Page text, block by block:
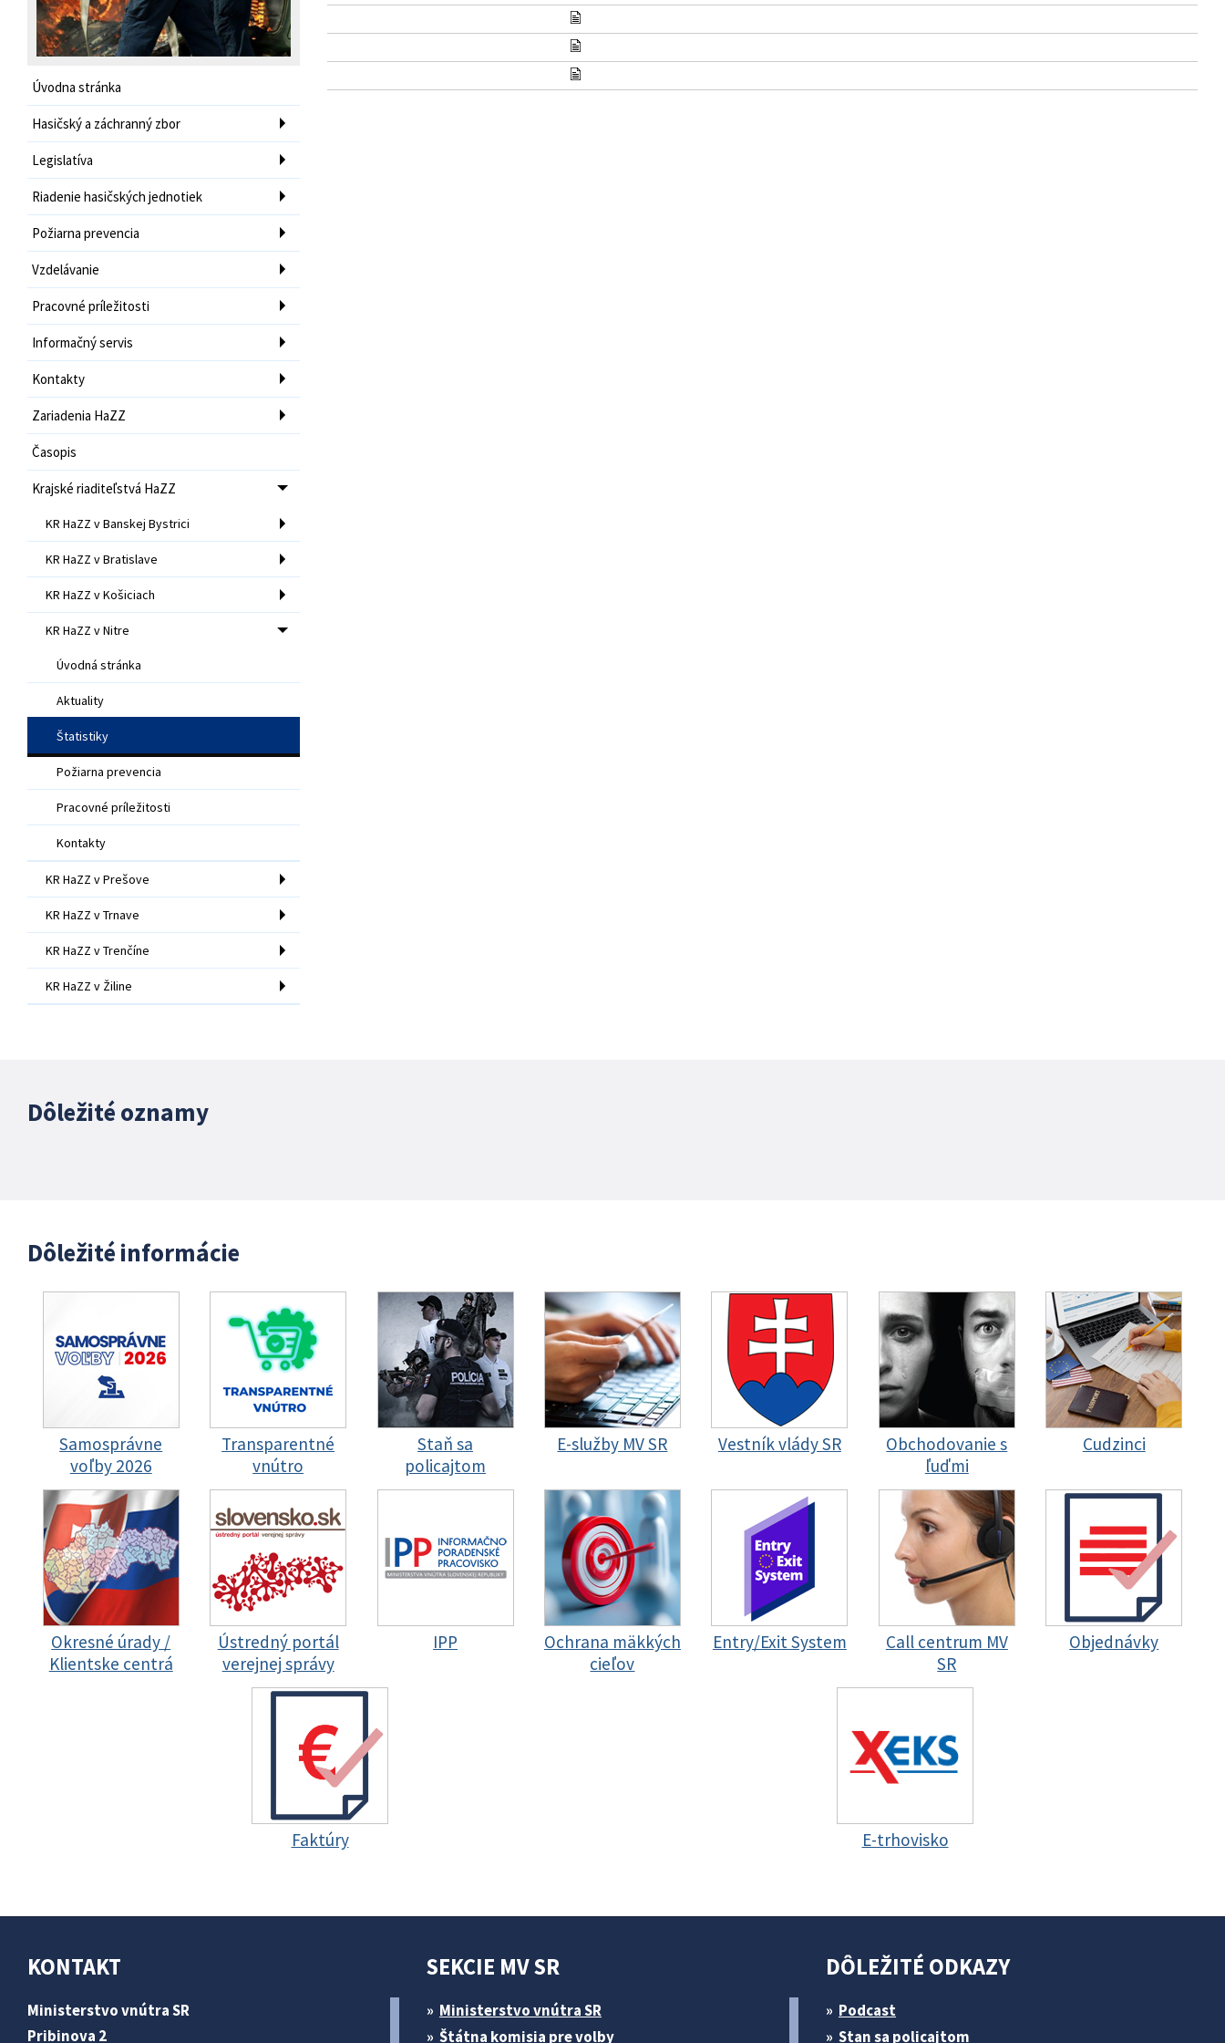
Úvodna stránka
Hasičský a záchranný zbor
Legislatíva
Riadenie hasičských jednotiek
Požiarna prevencia
Vzdelávanie
Pracovné príležitosti
Informačný servis
Kontakty
Zariadenia HaZZ
Časopis
Krajské riaditeľstvá HaZZ
KR HaZZ v Banskej Bystrici
KR HaZZ v Bratislave
KR HaZZ v Košiciach
KR HaZZ v Nitre
Úvodná stránka
Aktuality
Štatistiky
Požiarna prevencia
Pracovné príležitosti
Kontakty
KR HaZZ v Prešove
KR HaZZ v Trnave
KR HaZZ v Trenčíne
KR HaZZ v Žiline
Dôležité oznamy
Dôležité informácie
Samosprávne
voľby 2026
Transparentné
vnútro
Staň sa
policajtom
E-služby MV SR Vestník vlády SR
Obchodovanie s
ľuďmi
Cudzinci
Okresné úrady /
Klientske centrá
Ústredný portál
verejnej správy
IPP
Ochrana mäkkých
cieľov
Entry/Exit System
Call centrum MV
SR
Objednávky
Faktúry E-trhovisko
KONTAKT
Ministerstvo vnútra SR
Pribinova 2
SEKCIE MV SR
Ministerstvo vnútra SR
Štátna komisia pre volby
DÔLEŽITÉ ODKAZY
Podcast
Stan sa policajtom